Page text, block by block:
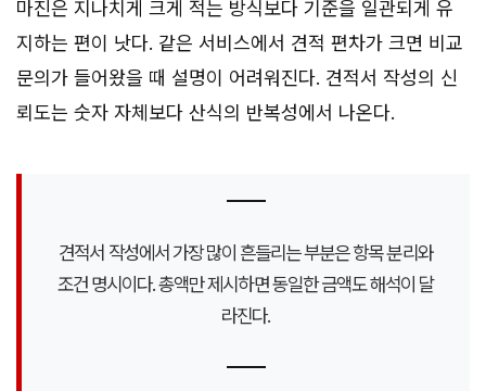
마진은 지나치게 크게 적는 방식보다 기준을 일관되게 유
지하는 편이 낫다. 같은 서비스에서 견적 편차가 크면 비교
문의가 들어왔을 때 설명이 어려워진다. 견적서 작성의 신
뢰도는 숫자 자체보다 산식의 반복성에서 나온다.
견적서 작성에서 가장 많이 흔들리는 부분은 항목 분리와
조건 명시이다. 총액만 제시하면 동일한 금액도 해석이 달
라진다.